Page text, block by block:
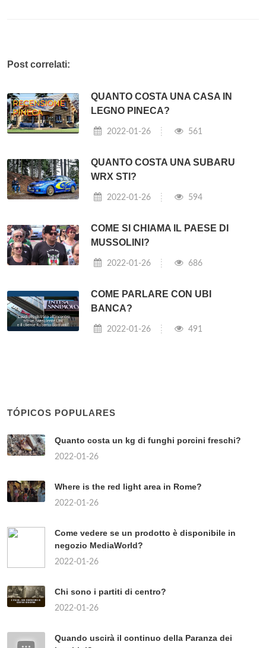
Post correlati:
QUANTO COSTA UNA CASA IN
LEGNO PINECA?
2022-01-26 561
QUANTO COSTA UNA SUBARU
WRX STI?
2022-01-26 594
COME SI CHIAMA IL PAESE DI
MUSSOLINI?
2022-01-26 686
COME PARLARE CON UBI
BANCA?
2022-01-26 491
TÓPICOS POPULARES
Quanto costa un kg di funghi porcini freschi?
2022-01-26
Where is the red light area in Rome?
2022-01-26
Come vedere se un prodotto è disponibile in
negozio MediaWorld?
2022-01-26
Chi sono i partiti di centro?
2022-01-26
Quando uscirà il continuo della Paranza dei